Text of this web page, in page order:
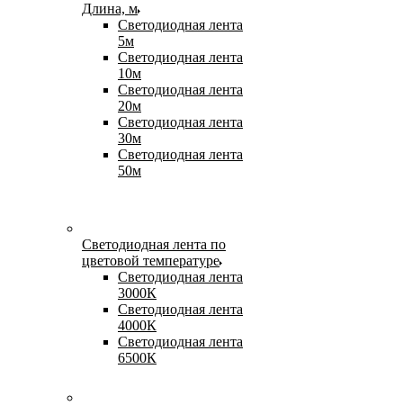
Длина, м
Светодиодная лента
5м
Светодиодная лента
10м
Светодиодная лента
20м
Светодиодная лента
30м
Светодиодная лента
50м
Светодиодная лента по
цветовой температуре
Светодиодная лента
3000К
Светодиодная лента
4000К
Светодиодная лента
6500К